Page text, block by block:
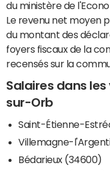
du ministère de
Le revenu net moyen
du montant des
foyers fiscaux de la
recensés sur la
Salaires dans
sur-Orb
Saint-Étienne-
Villemagne-
Bédarieux (34600)